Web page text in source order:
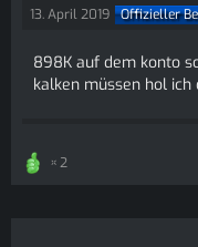
13. April 2019 Offizieller
898K auf dem konto
kalken müssen hol ich
2